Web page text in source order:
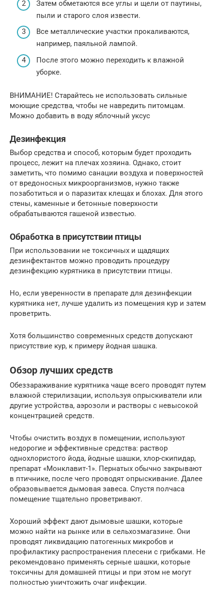
Затем обметаются все углы и щели от паутины,
пыли и старого слоя извести.
Все металлические участки прокаливаются,
например, паяльной лампой.
После этого можно переходить к влажной
уборке.
ВНИМАНИЕ! Старайтесь не использовать сильные
моющие средства, чтобы не навредить питомцам.
Можно добавить в воду яблочный уксус
Дезинфекция
Выбор средства и способ, которым будет проходить
процесс, лежит на плечах хозяина. Однако, стоит
заметить, что помимо санации воздуха и поверхностей
от вредоносных микроорганизмов, нужно также
позаботиться и о паразитах клещах и блохах. Для этого
стены, каменные и бетонные поверхности
обрабатываются гашеной известью.
Обработка в присутствии птицы
При использовании не токсичных и щадящих
дезинфектантов можно проводить процедуру
дезинфекцию курятника в присутствии птицы.
Но, если уверенности в препарате для дезинфекции
курятника нет, лучше удалить из помещения кур и затем
проветрить.
Хотя большинство современных средств допускают
присутствие кур, к примеру йодная шашка.
Обзор лучших средств
Обеззараживание курятника чаще всего проводят путем
влажной стерилизации, используя опрыскиватели или
другие устройства, аэрозоли и растворы с невысокой
концентрацией средств.
Чтобы очистить воздух в помещении, используют
недорогие и эффективные средства: раствор
однохлористого йода, йодные шашки, хлор-скипидар,
препарат «Монклавит-1». Пернатых обычно закрывают
в птичнике, после чего проводят опрыскивание. Далее
образовывается дымовая завеса. Спустя полчаса
помещение тщательно проветривают.
Хороший эффект дают дымовые шашки, которые
можно найти на рынке или в сельхозмагазине. Они
проводят ликвидацию патогенных микробов и
профилактику распространения плесени с грибками. Не
рекомендовано применять серные шашки, которые
токсичны для домашней птицы и при этом не могут
полностью уничтожить очаг инфекции.